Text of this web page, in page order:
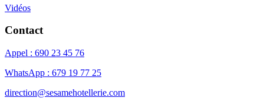
Vidéos
Contact
Appel : 690 23 45 76
WhatsApp : 679 19 77 25
direction@sesamehotellerie.com